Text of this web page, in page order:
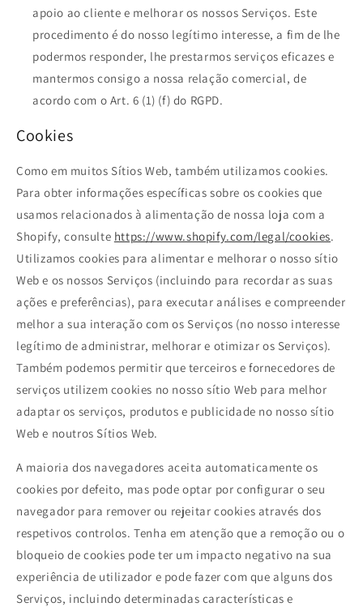
apoio ao cliente e melhorar os nossos Serviços. Este
procedimento é do nosso legítimo interesse, a fim de lhe
podermos responder, lhe prestarmos serviços eficazes e
mantermos consigo a nossa relação comercial, de
acordo com o Art. 6 (1) (f) do RGPD.
Cookies
Como em muitos Sítios Web, também utilizamos cookies.
Para obter informações específicas sobre os cookies que
usamos relacionados à alimentação de nossa loja com a
Shopify, consulte https://www.shopify.com/legal/cookies.
Utilizamos cookies para alimentar e melhorar o nosso sítio
Web e os nossos Serviços (incluindo para recordar as suas
ações e preferências), para executar análises e compreender
melhor a sua interação com os Serviços (no nosso interesse
legítimo de administrar, melhorar e otimizar os Serviços).
Também podemos permitir que terceiros e fornecedores de
serviços utilizem cookies no nosso sítio Web para melhor
adaptar os serviços, produtos e publicidade no nosso sítio
Web e noutros Sítios Web.
A maioria dos navegadores aceita automaticamente os
cookies por defeito, mas pode optar por configurar o seu
navegador para remover ou rejeitar cookies através dos
respetivos controlos. Tenha em atenção que a remoção ou o
bloqueio de cookies pode ter um impacto negativo na sua
experiência de utilizador e pode fazer com que alguns dos
Serviços, incluindo determinadas características e